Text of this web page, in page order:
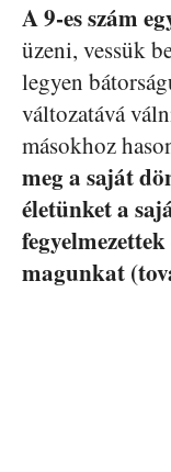
A 9-es szám
üzeni, vessük
legyen
változatává
másokhoz
meg a saját
életünket a
magunkat